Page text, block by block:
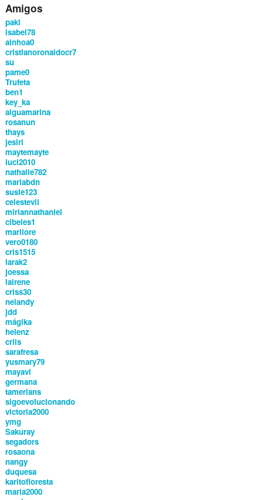
Amigos
paki
isabel78
ainhoa0
cristianoronaldocr7
su
pame0
Trufeta
ben1
key_ka
aiguamarina
rosanun
thays
jesiri
maytemayte
luci2010
nathalie782
mariabdn
susie123
celestevil
miriannathaniel
cibeles1
marilore
vero0180
cris1515
larak2
joessa
lairene
criss30
nelandy
jdd
mágika
helenz
criis
sarafresa
yusmary79
mayavi
germana
tamerlans
sigoevolucionando
victoria2000
ymg
Sakuray
segadors
rosaona
nangy
duquesa
karitofloresta
maria2000